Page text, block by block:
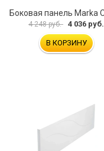
4 248 руб. 4 036 руб.
В КОРЗИНУ